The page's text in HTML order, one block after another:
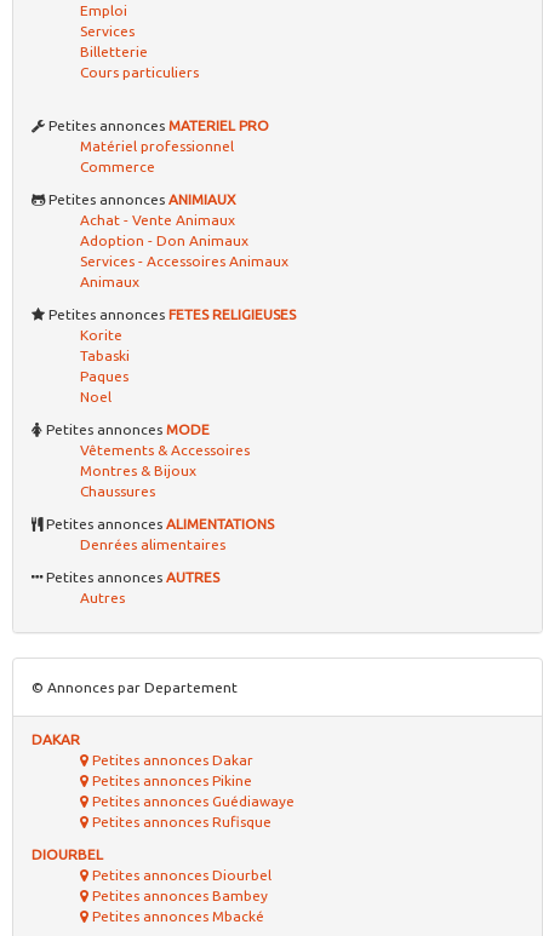
Emploi
Services
Billetterie
Cours particuliers
Petites annonces MATERIEL PRO
Matériel professionnel
Commerce
Petites annonces ANIMIAUX
Achat - Vente Animaux
Adoption - Don Animaux
Services - Accessoires Animaux
Animaux
Petites annonces FETES RELIGIEUSES
Korite
Tabaski
Paques
Noel
Petites annonces MODE
Vêtements & Accessoires
Montres & Bijoux
Chaussures
Petites annonces ALIMENTATIONS
Denrées alimentaires
Petites annonces AUTRES
Autres
© Annonces par Departement
DAKAR
Petites annonces Dakar
Petites annonces Pikine
Petites annonces Guédiawaye
Petites annonces Rufisque
DIOURBEL
Petites annonces Diourbel
Petites annonces Bambey
Petites annonces Mbacké